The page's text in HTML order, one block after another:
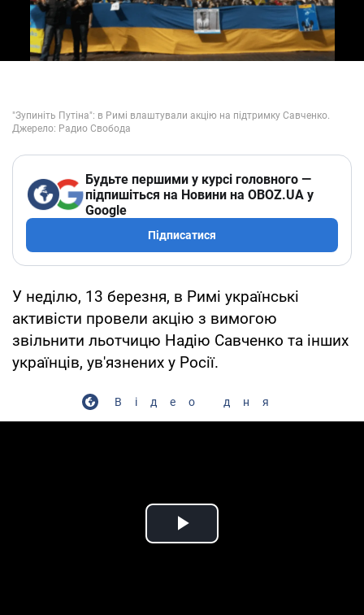
Будьте першими у курсі головного —
підпишіться на Новини на OBOZ.UA у
Google
Підписатися
У неділю, 13 березня, в Римі українські
активісти провели акцію з вимогою
звільнити льотчицю Надію Савченко та інших
українців, ув'язнених у Росії.
Відео дня
Play Video